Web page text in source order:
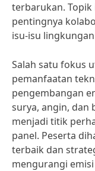
terbarukan. Topik
pentingnya
isu-isu
Salah satu fokus
pemanfaatan
pengembangan
surya, angin, dan
menjadi titik
panel. Peserta
terbaik dan
mengurangi